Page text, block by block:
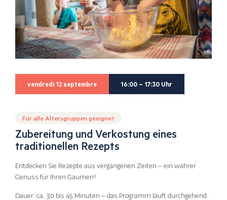
vendredi 12 septembre 16:00 – 17:30 Uhr
Für alle Altersgruppen geeignet
Zubereitung und Verkostung eines
traditionellen Rezepts
Entdecken Sie Rezepte aus vergangenen Zeiten – ein wahrer
Genuss für Ihren Gaumen!
Dauer: ca. 30 bis 45 Minuten – das Programm läuft durchgehend